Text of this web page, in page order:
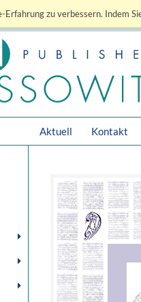
zu verbessern. Indem
Aktuell Kontakt